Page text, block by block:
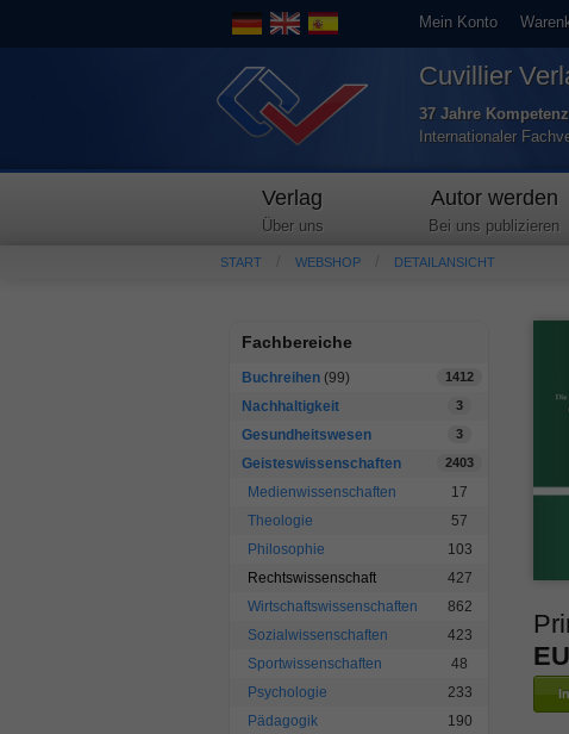
Mein Konto
Cuvillier
37 Jahre
Internationaler
Verlag
Über uns
Autor werden
Bei uns publizieren
START WEBSHOP DETAILANSICHT
Fachbereiche
Buchreihen (99) 1412
Nachhaltigkeit 3
Gesundheitswesen 3
Geisteswissenschaften 2403
Medienwissenschaften
17
Theologie
57
Philosophie
103
Rechtswissenschaft
427
Wirtschaftswissenschaften
862
Sozialwissenschaften
423
Sportwissenschaften
48
Psychologie
233
Pädagogik
190